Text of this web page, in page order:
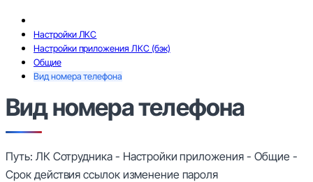
Настройки ЛКС
Настройки приложения ЛКС (бэк)
Общие
Вид номера телефона
Вид номера телефона
Путь: ЛК Сотрудника - Настройки приложения - Общие -
Срок действия ссылок изменение пароля